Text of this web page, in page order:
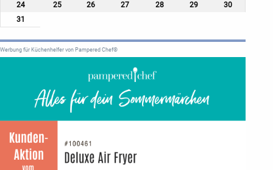
24
25 26 27 28 29
30
31
Werbung für Küchenhelfer von Pampered Chef®